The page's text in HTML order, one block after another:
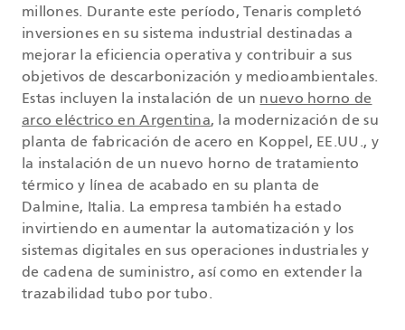
millones. Durante este período, Tenaris completó
inversiones en su sistema industrial destinadas a
mejorar la eficiencia operativa y contribuir a sus
objetivos de descarbonización y medioambientales.
Estas incluyen la instalación de un nuevo horno de
arco eléctrico en Argentina, la modernización de su
planta de fabricación de acero en Koppel, EE.UU., y
la instalación de un nuevo horno de tratamiento
térmico y línea de acabado en su planta de
Dalmine, Italia. La empresa también ha estado
invirtiendo en aumentar la automatización y los
sistemas digitales en sus operaciones industriales y
de cadena de suministro, así como en extender la
trazabilidad tubo por tubo.